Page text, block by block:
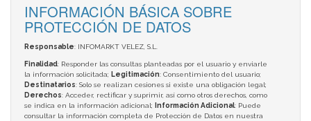
INFORMACIÓN BÁSICA SOBRE
PROTECCIÓN DE DATOS
Responsable: INFOMARKT VELEZ, S.L.
Finalidad: Responder las consultas planteadas por el usuario y enviarle
la información solicitada; Legitimación: Consentimiento del usuario;
Destinatarios: Solo se realizan cesiones si existe una obligación legal;
Derechos: Acceder, rectificar y suprimir, así como otros derechos, como
se indica en la información adicional;
Información Adicional: Puede
consultar la información completa de Protección de Datos en nuestra